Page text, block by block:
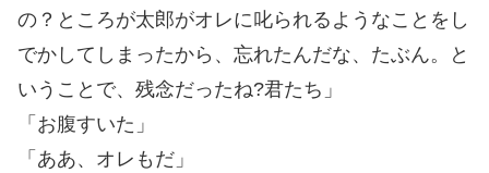
の？ところが太郎がオレに叱られるようなことをし
でかしてしまったから、忘れたんだな、たぶん。と
いうことで、残念だったね?君たち」
「お腹すいた」
「ああ、オレもだ」